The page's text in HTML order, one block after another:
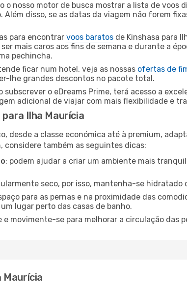
o nosso motor de busca mostrar a lista de voos
disso, se as datas da viagem não forem
para encontrar voos baratos de Kinshasa para
mais caros aos fins de semana e durante a
pechincha.
ficar num hotel, veja as nossas ofertas de
lhe grandes descontos no pacote total.
subscrever o eDreams Prime, terá acesso a
adicional de viajar com mais flexibilidade e
Ilha Maurícia
desde a classe económica até à premium,
considere também as seguintes dicas:
: podem ajudar a criar um ambiente mais
seco, por isso, mantenha-se hidratado
para as pernas e na proximidade das
lugar perto das casas de banho.
e movimente-se para melhorar a circulação das
Maurícia